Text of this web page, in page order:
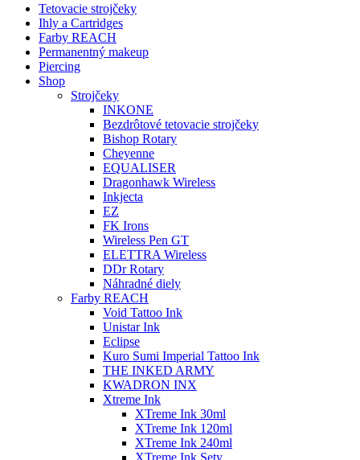
Tetovacie strojčeky
Ihly a Cartridges
Farby REACH
Permanentný makeup
Piercing
Shop
Strojčeky
INKONE
Bezdrôtové tetovacie strojčeky
Bishop Rotary
Cheyenne
EQUALISER
Dragonhawk Wireless
Inkjecta
EZ
FK Irons
Wireless Pen GT
ELETTRA Wireless
DDr Rotary
Náhradné diely
Farby REACH
Void Tattoo Ink
Unistar Ink
Eclipse
Kuro Sumi Imperial Tattoo Ink
THE INKED ARMY
KWADRON INX
Xtreme Ink
XTreme Ink 30ml
XTreme Ink 120ml
XTreme Ink 240ml
XTreme Ink Sety